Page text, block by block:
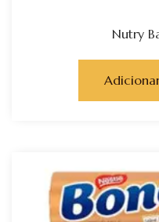
Nutry